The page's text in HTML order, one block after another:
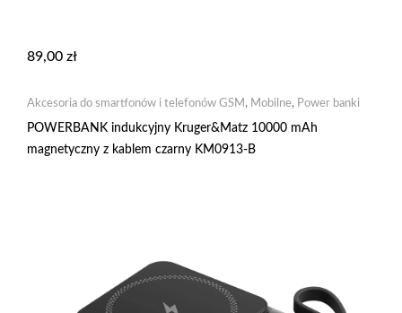
89,00 zł
Akcesoria do smartfonów i telefonów GSM , Mobilne, Power banki
POWERBANK indukcyjny Kruger&Matz 10000 mAh
magnetyczny z kablem czarny KM0913-B